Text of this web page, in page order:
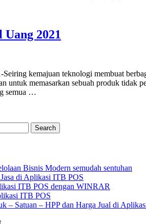
2021
kemajuan teknologi membuat
untuk memasarkan sebuah produk tidak
semua …
Bisnis Modern semudah sentuhan
di Aplikasi ITB POS
ITB POS dengan WINRAR
ITB POS
– Satuan – HPP dan Harga Jual di